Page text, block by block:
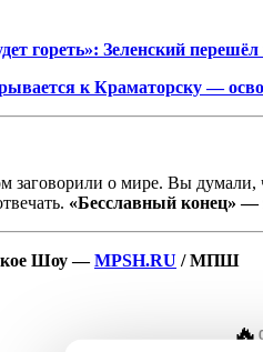
гореть»: Зеленский
к Краматорску —
заговорили о мире. Вы думали,
«Бесславный конец» —
Шоу —MPSH.RU / МПШ
🔥